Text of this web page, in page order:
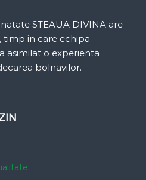
STEAUA DIVINA are
timp in care echipa
asimilat o experienta
bolnavilor.